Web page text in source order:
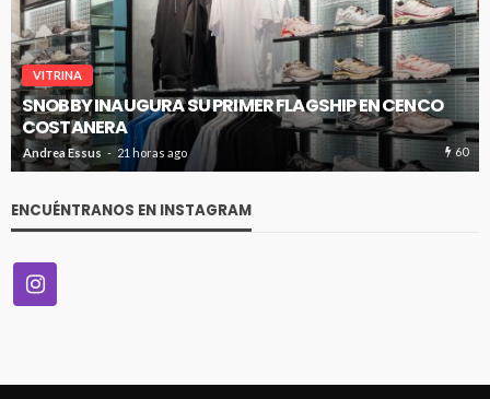
VITRINA
SNOBBY INAUGURA SU PRIMER FLAGSHIP EN CENCO
COSTANERA
Andrea Essus 21 horas ago 60
ENCUÉNTRANOS EN INSTAGRAM